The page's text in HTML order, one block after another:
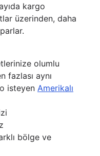
kargo
üzerinden, daha
olumlu
fazlası aynı
isteyen Amerikalı
bölge ve